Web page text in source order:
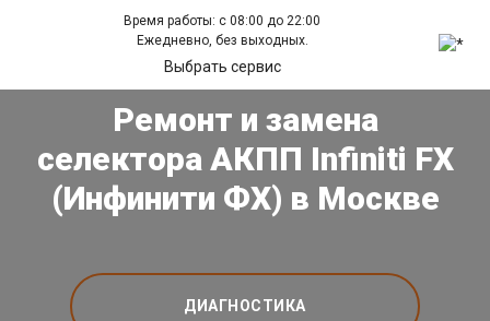
Время работы: с 08:00 до 22:00
Ежедневно, без выходных.
Выбрать сервис
Ремонт и замена
селектора АКПП Infiniti FX
(Инфинити ФХ) в Москве
ДИАГНОСТИКА